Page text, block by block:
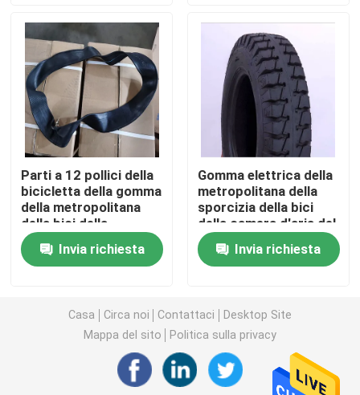
Gomma del motociclo della via
Gomma del motociclo di Off Road
Gomma del triciclo
Gomma del motorino del motociclo
Gomma elettrica del motociclo
Camera d'aria del triciclo
Parti a 12 pollici della
bicicletta della gomma
della metropolitana
della bici della
sporcizia del
motociclo dell'OEM a
17 pollici
Invia richiesta
Gomma elettrica della
metropolitana della
sporcizia della bici
della camera d'aria del
motociclo a 21 pollici
del tricicloInvia richiesta
Casa Circa noi Contattaci
Desktop Site
Mappa del sito
Politica sulla privacy